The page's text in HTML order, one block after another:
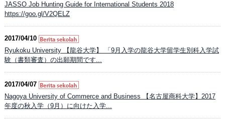
JASSO Job Hunting Guide for International Students 2018
https://goo.gl/V2QELZ
2017/04/10
Ryukoku University 【龍谷大学】 「9月入学の龍谷大学留学生別科入学試
験（書類審査）の出願期間です...
2017/04/07
Nagoya University of Commerce and Business 【名古屋商科大学】2017
年度の秋入学（9月）に向けた入学...